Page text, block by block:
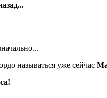
называться уже сейчас